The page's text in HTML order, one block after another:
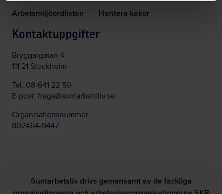
Arbetsmiljöordlistan
Hantera kakor
Kontaktuppgifter
Bryggargatan 4
111 21 Stockholm
Tel: 08-641 22 50
E-post: fraga@suntarbetsliv.se
Organisationsnummer:
802464-9447
Suntarbetsliv drivs gemensamt av de fackliga